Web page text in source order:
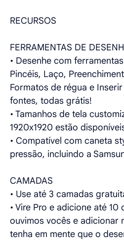
RECURSOS
FERRAMENTAS DE
• Desenhe com
Pincéis, Laço,
Formatos de régua e
fontes, todas grátis!
• Tamanhos de tela
1920x1920 estão
• Compatível com caneta
pressão, incluindo a
CAMADAS
• Use até 3 camadas
• Vire Pro e adicione até 10
ouvimos vocês e adicionar
tenha em mente que o